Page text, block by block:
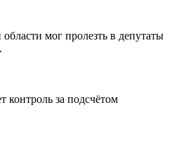
мог пролезть в депутаты
контроль за подсчётом